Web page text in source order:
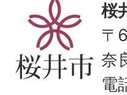
桜
〒
奈
電